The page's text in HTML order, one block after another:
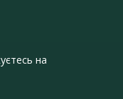
на